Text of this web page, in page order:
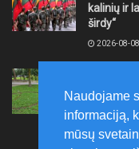
kalinių ir
širdy“
2026-08-08
laikytis
2026-08-08
Naudojame
informaciją,
mūsų